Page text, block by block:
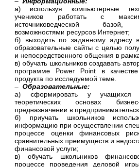
а) используя компьютерные
учеников работать с
источниковедческой базой,
возможностями ресурсов Интернет;
б) выходить по заданному адресу
образовательные сайты с целью
и непосредственного общения в
в) обучать школьников создавать
программе Power Point в
продукта по исследуемой теме.
– Образовательные:
а) сформировать у учащихся
теоретических основах
предназначении в
б) приучать школьников
информацию при осуществлении
процессе оценки финансовых
сравнительных преимуществ и
финансовой услуги;
в) обучать школьников
процессе проведения деловой